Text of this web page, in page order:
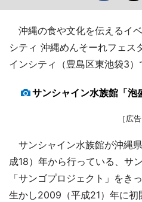
沖縄の食や文化を伝えるイ
シティ 沖縄めんそーれフェス
インシティ（豊島区東池袋3）
サンシャイン水族館「泡
［広告
サンシャイン水族館が沖縄
成18）年から行っている、サ
「サンゴプロジェクト」をき
生かし2009（平成21）年に初